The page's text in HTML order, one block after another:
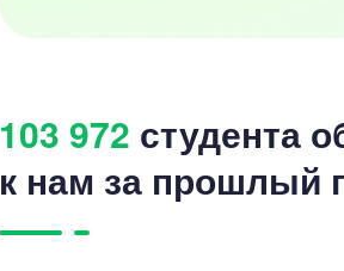
103 972 студента
к нам за прошлый